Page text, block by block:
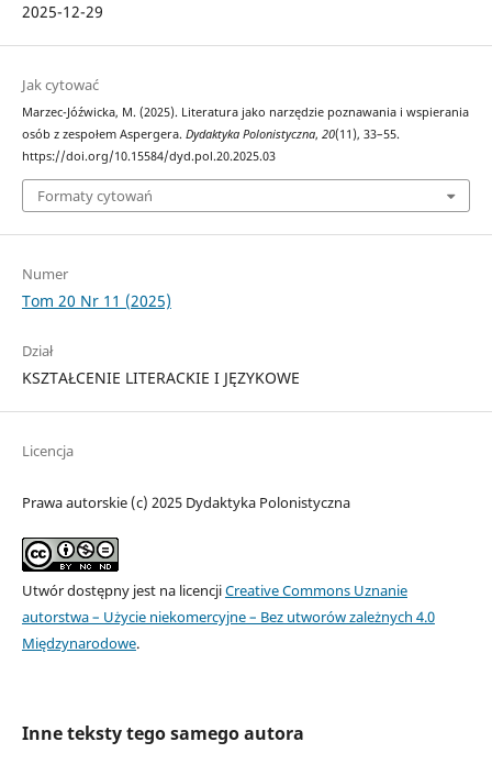
2025-12-29
Jak cytować
Marzec-Jóźwicka, M. (2025). Literatura jako narzędzie poznawania i wspierania
osób z zespołem Aspergera. Dydaktyka Polonistyczna, 20(11), 33–55.
https://doi.org/10.15584/dyd.pol.20.2025.03
Formaty cytowań
Numer
Tom 20 Nr 11 (2025)
Dział
KSZTAŁCENIE LITERACKIE I JĘZYKOWE
Licencja
Prawa autorskie (c) 2025 Dydaktyka Polonistyczna
Utwór dostępny jest na licencjiCreative Commons Uznanie
autorstwa – Użycie niekomercyjne – Bez utworów zależnych 4.0
Międzynarodowe.
Inne teksty tego samego autora